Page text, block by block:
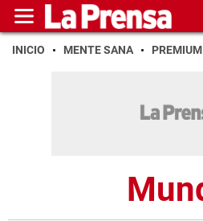
INICIO MENTE SANA PREMIUM